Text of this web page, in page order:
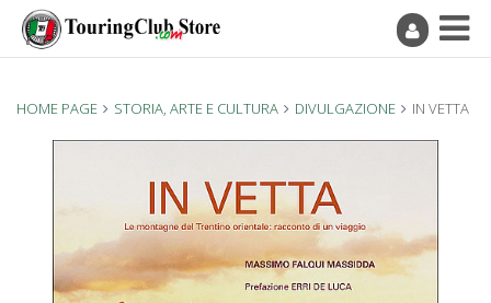
HOME PAGE STORIA, ARTE E CULTURA DIVULGAZIONE IN VETTA